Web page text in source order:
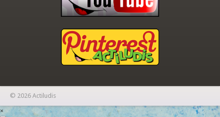
© 2026 Actiludis
×